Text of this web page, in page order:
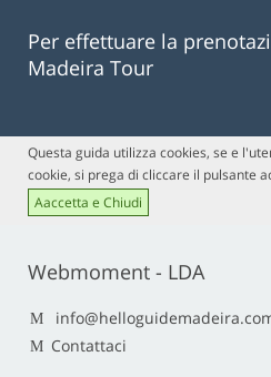
Per effettuare la
Madeira Tour
Questa guida utilizza cookies, se e
cookie, si prega di cliccare il pulsante
Aaccetta e Chiudi
Webmoment - LDA
Contattaci